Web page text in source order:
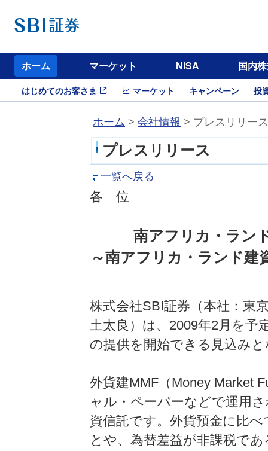
ホーム マーケット NISA 国内
はじめてのお客さま マーケット キャンペーン 投
ホーム > 会社情報 > プレスリリース
プレスリリース
一覧へ戻る
各 位
南アフリカ・ラン
～南アフリカ・ランド建
株式会社SBI証券（本社：東
土太良）は、2009年2月を予
の提供を開始できる見込み
外貨建MMF（Money Market
ャル・ペーパーなどで運用
資信託です。外貨預金に比
とや、為替差益が非課税で